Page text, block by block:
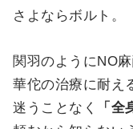
さよならボルト。
関羽のようにNO麻
華佗の治療に耐え
迷うことなく
「全